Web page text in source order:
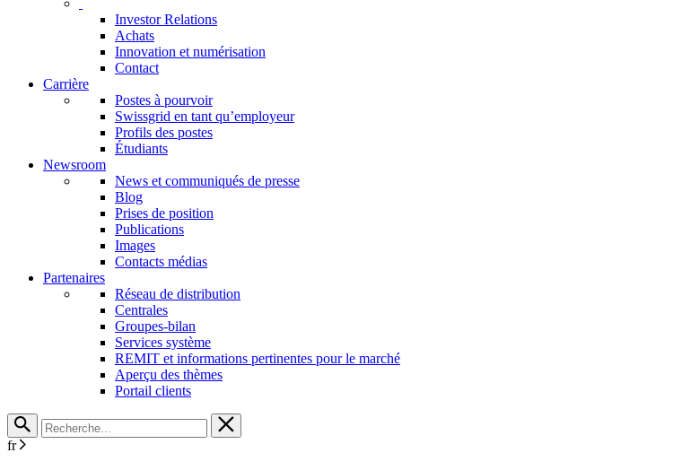
Investor Relations
Achats
Innovation et numérisation
Contact
Carrière
Postes à pourvoir
Swissgrid en tant qu’employeur
Profils des postes
Étudiants
Newsroom
News et communiqués de presse
Blog
Prises de position
Publications
Images
Contacts médias
Partenaires
Réseau de distribution
Centrales
Groupes-bilan
Services système
REMIT et informations pertinentes pour le marché
Aperçu des thèmes
Portail clients
fr